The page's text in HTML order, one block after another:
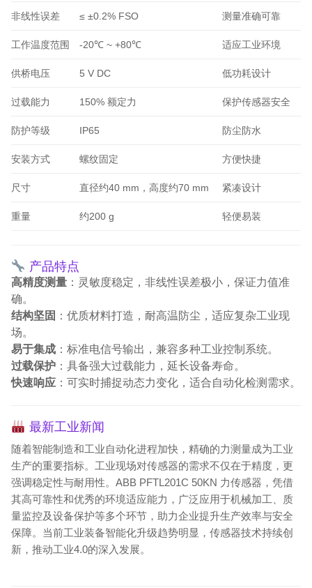
非线性误差 ≤ ±0.2% FSO 测量准确可靠
工作温度范围 -20℃ ~ +80℃ 适应工业环境
供桥电压 5 V DC 低功耗设计
过载能力 150% 额定力 保护传感器安全
防护等级 IP65 防尘防水
安装方式 螺纹固定 方便快捷
尺寸 直径约40 mm，高度约70 mm 紧凑设计
重量 约200 g 轻便易装
产品特点
高精度测量 ：灵敏度稳定，非线性误差极小，保证力值准
确。
结构坚固 ：优质材料打造，耐高温防尘，适应复杂工业现
场。
易于集成 ：标准电信号输出，兼容多种工业控制系统。
过载保护 ：具备强大过载能力，延长设备寿命。
快速响应 ：可实时捕捉动态力变化，适合自动化检测需求。
最新工业新闻
随着智能制造和工业自动化进程加快，精确的力测量成为工业
生产的重要指标。工业现场对传感器的需求不仅在于精度，更
强调稳定性与耐用性。ABB PFTL201C 50KN 力传感器，凭借
其高可靠性和优秀的环境适应能力，广泛应用于机械加工、质
量监控及设备保护等多个环节，助力企业提升生产效率与安全
保障。当前工业装备智能化升级趋势明显，传感器技术持续创
新，推动工业4.0的深入发展。